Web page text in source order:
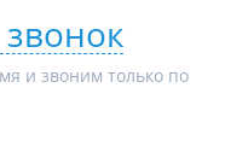
и звоним только по